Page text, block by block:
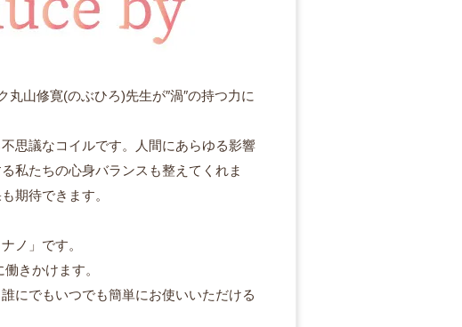
山修寛(のぶひろ)先生が″渦″の持つ力に
思議なコイルです。人間にあらゆる影響
私たちの心身バランスも整えてくれま
期待できます。
ノ」です。
きかけます。
にでもいつでも簡単にお使いいただける